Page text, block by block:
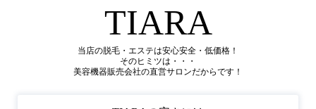
TIARA
当店の脱毛・エステは安心安全・低価格！
そのヒミツは・・・
美容機器販売会社の直営サロンだからです！